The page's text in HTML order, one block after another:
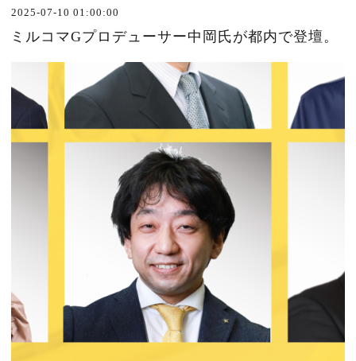
2025-07-10 01:00:00
ミルコマGプロデューサー中岡氏が都内で登壇。